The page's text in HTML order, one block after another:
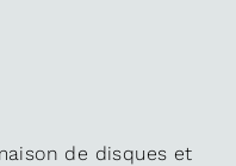
de disques et